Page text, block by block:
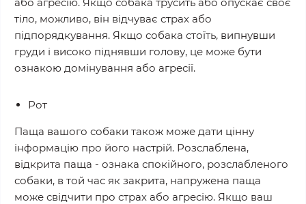
тіло, можливо, він відчуває страх або
підпорядкування. Якщо собака стоїть, випнувши
груди і високо піднявши голову, це може бути
ознакою домінування або агресії.
Рот
Паща вашого собаки також може дати цінну
інформацію про його настрій. Розслаблена,
відкрита паща - ознака спокійного, розслабленого
собаки, в той час як закрита, напружена паща
може свідчити про страх або агресію. Якщо ваш